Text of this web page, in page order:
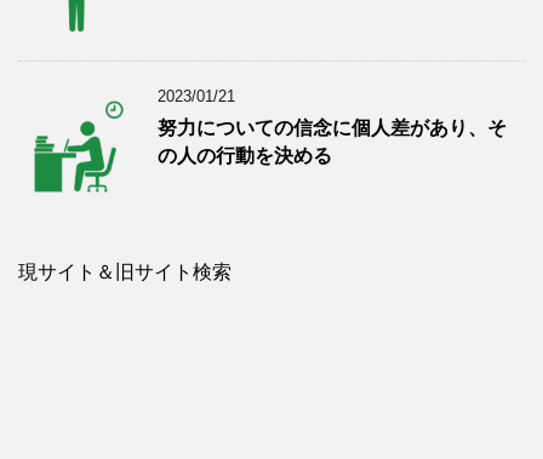
2023/01/21
努力についての信念に個人差があり、そ
の人の行動を決める
現サイト＆旧サイト検索